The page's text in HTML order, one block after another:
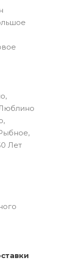
Лет